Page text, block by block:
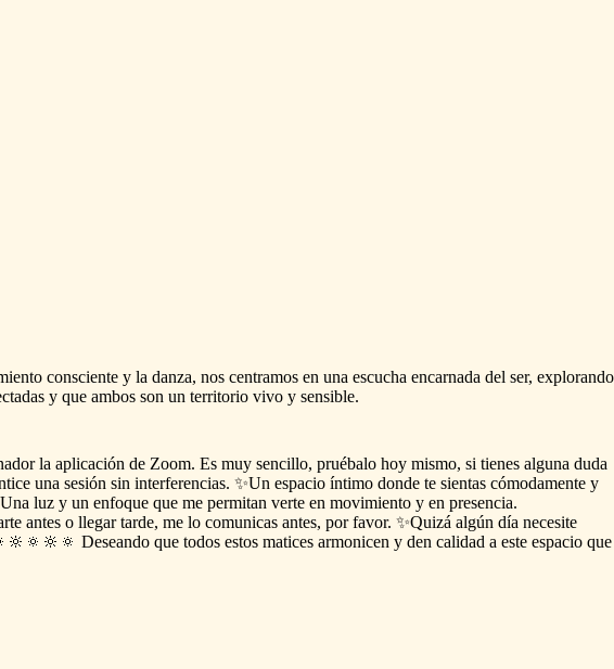
consciente y la danza, nos centramos en una escucha encarnada del ser, explorando
y que ambos son un territorio vivo y sensible.
la aplicación de Zoom. Es muy sencillo, pruébalo hoy mismo, si tienes alguna duda
una sesión sin interferencias. ✨Un espacio íntimo donde te sientas cómodamente y
luz y un enfoque que me permitan verte en movimiento y en presencia.
antes o llegar tarde, me lo comunicas antes, por favor. ✨Quizá algún día necesite
Deseando que todos estos matices armonicen y den calidad a este espacio que